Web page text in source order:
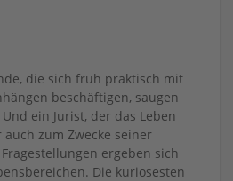
die sich früh praktisch mit
beschäftigen, saugen
ein Jurist, der das Leben
zum Zwecke seiner
ergeben sich
Die kuriosesten